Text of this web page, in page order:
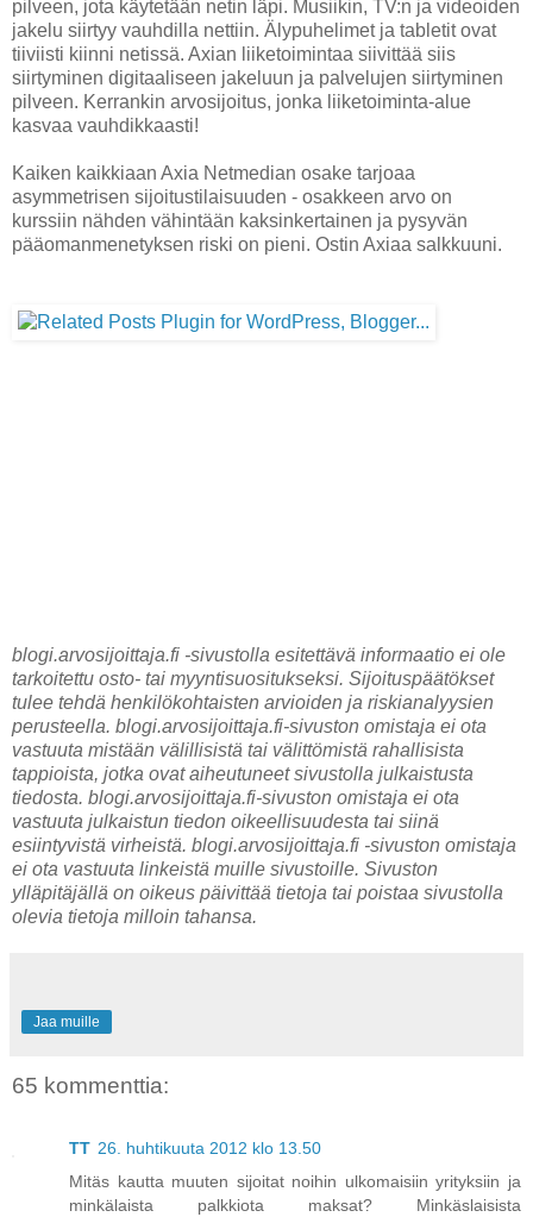
pilveen, jota käytetään netin läpi. Musiikin, TV:n ja videoiden
jakelu siirtyy vauhdilla nettiin. Älypuhelimet ja tabletit ovat
tiiviisti kiinni netissä. Axian liiketoimintaa siivittää siis
siirtyminen digitaaliseen jakeluun ja palvelujen siirtyminen
pilveen. Kerrankin arvosijoitus, jonka liiketoiminta-alue
kasvaa vauhdikkaasti!
Kaiken kaikkiaan Axia Netmedian osake tarjoaa
asymmetrisen sijoitustilaisuuden - osakkeen arvo on
kurssiin nähden vähintään kaksinkertainen ja pysyvän
pääomanmenetyksen riski on pieni. Ostin Axiaa salkkuuni.
blogi.arvosijoittaja.fi -sivustolla esitettävä informaatio ei ole
tarkoitettu osto- tai myyntisuositukseksi. Sijoituspäätökset
tulee tehdä henkilökohtaisten arvioiden ja riskianalyysien
perusteella. blogi.arvosijoittaja.fi-sivuston omistaja ei ota
vastuuta mistään välillisistä tai välittömistä rahallisista
tappioista, jotka ovat aiheutuneet sivustolla julkaistusta
tiedosta. blogi.arvosijoittaja.fi-sivuston omistaja ei ota
vastuuta julkaistun tiedon oikeellisuudesta tai siinä
esiintyvistä virheistä. blogi.arvosijoittaja.fi -sivuston omistaja
ei ota vastuuta linkeistä muille sivustoille. Sivuston
ylläpitäjällä on oikeus päivittää tietoja tai poistaa sivustolla
olevia tietoja milloin tahansa.
Jaa muille
65 kommenttia:
TT 26. huhtikuuta 2012 klo 13.50
Mitäs kautta muuten sijoitat noihin ulkomaisiin yrityksiin ja
minkälaista palkkiota maksat? Minkäslaisista